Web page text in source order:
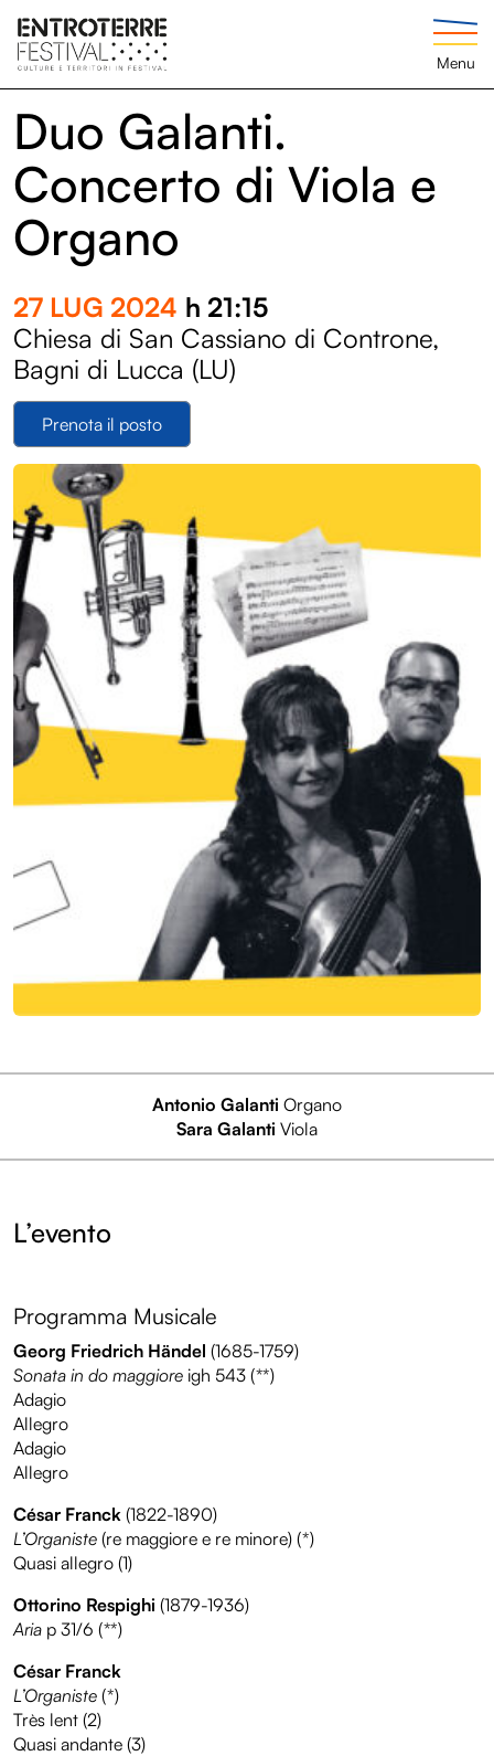
Menu
Duo Galanti.
Concerto di Viola e
Organo
27 LUG 2024 h 21:15
Chiesa di San Cassiano di Controne,
Bagni di Lucca (LU)
Prenota il posto
Antonio Galanti Organo
Sara Galanti Viola
L’evento
Programma Musicale
Georg Friedrich Händel (1685-1759)
Sonata in do maggiore igh 543 (**)
Adagio
Allegro
Adagio
Allegro
César Franck (1822-1890)
L’Organiste (re maggiore e re minore) (*)
Quasi allegro (1)
Ottorino Respighi (1879-1936)
Aria p 31/6 (**)
César Franck
L’Organiste (*)
Très lent (2)
Quasi andante (3)